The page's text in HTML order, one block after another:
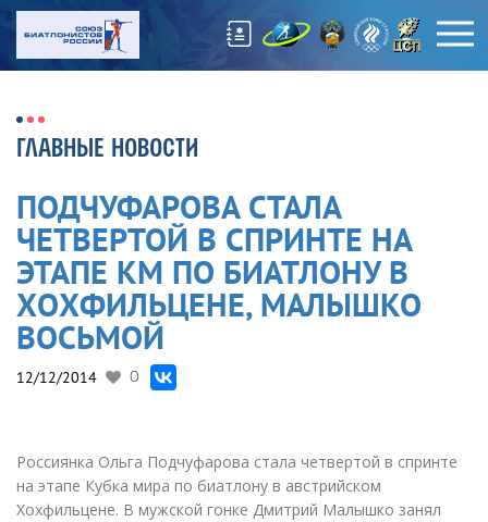
ГЛАВНЫЕ НОВОСТИ
ПОДЧУФАРОВА СТАЛА
ЧЕТВЕРТОЙ В СПРИНТЕ НА
ЭТАПЕ КМ ПО БИАТЛОНУ В
ХОХФИЛЬЦЕНЕ, МАЛЫШКО 
ВОСЬМОЙ
12/12/2014 0
Россиянка Ольга Подчуфарова стала четвертой в спринте
на этапе Кубка мира по биатлону в австрийском
Хохфильцене. В мужской гонке Дмитрий Малышко занял